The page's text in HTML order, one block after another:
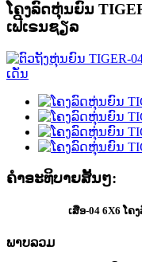
ໂຄງລົດຫຸ່ນຍົນ
ເຟີເຣນຊຽລ
ຄໍາອະທິບາຍສັ້ນໆ:
ເສືອ-04 6X6 ໂຄ
ພາບລວມ